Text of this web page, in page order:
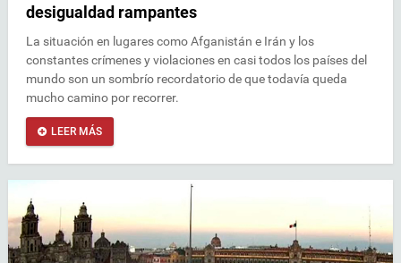
desigualdad rampantes
La situación en lugares como Afganistán e Irán y los
constantes crímenes y violaciones en casi todos los países del
mundo son un sombrío recordatorio de que todavía queda
mucho camino por recorrer.
LEER MÁS